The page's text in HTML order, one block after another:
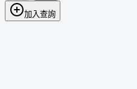
加入查詢